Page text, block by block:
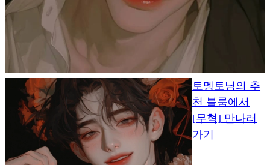
토멩토님의 추
천 블룸에서
[무혁] 만나러
가기